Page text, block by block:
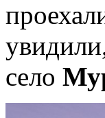
село